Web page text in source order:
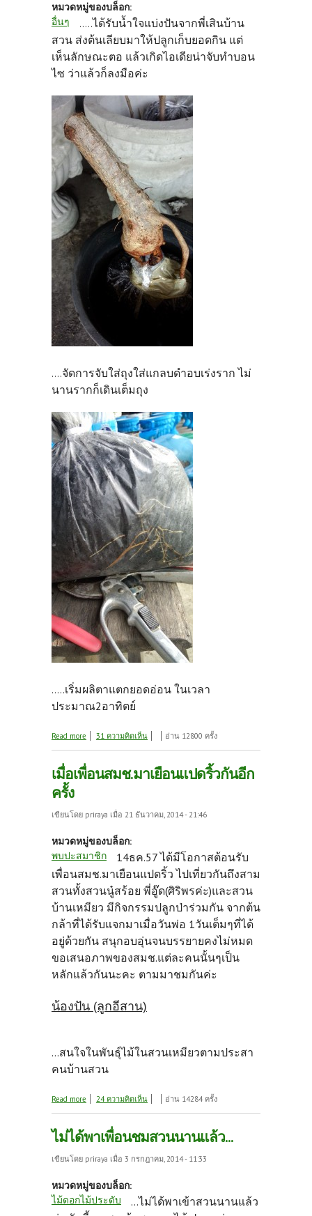
หมวดหมู่ของบล็อก:
อื่นๆ
.....ได้รับน้ำใจแบ่งปันจากพี่เสินบ้าน
สวน ส่งต้นเลียบมาให้ปลูกเก็บยอดกิน แต่
เห็นลักษณะตอ แล้วเกิดไอเดียน่าจับทำบอน
ไซ ว่าแล้วก็ลงมือค่ะ
....จัดการจับใส่ถุงใส่แกลบดำอบเร่งราก ไม่
นานรากก็เดินเต็มถุง
.....เริ่มผลิตาแตกยอดอ่อน ในเวลา
ประมาณ2อาทิตย์
Read more about น้ำใจกับไอเดีย
31 ความคิดเห็น อ่าน 12800 ครั้ง
เมื่อเพื่อนสมช.มาเยือนแปดริ้วกันอีก
ครั้ง
เขียนโดย priraya เมื่อ 21 ธันวาคม, 2014 - 21:46
หมวดหมู่ของบล็อก:
พบปะสมาชิก
14ธค.57 ได้มีโอกาสต้อนรับ
เพื่อนสมช.มาเยือนแปดริ้ว ไปเที่ยวกันถึงสาม
สวนทั้งสวนนู๋สร้อย พี่อู๊ด(ศิริพรค่ะ)และสวน
บ้านเหมียว มีกิจกรรมปลูกป่าร่วมกัน จากต้น
กล้าที่ได้รับแจกมาเมื่อวันพ่อ 1วันเต็มๆที่ได้
อยู่ด้วยกัน สนุกอบอุ่นจนบรรยายคงไม่หมด
ขอเสนอภาพของสมช.แต่ละคนนั้นๆเป็น
หลักแล้วกันนะคะ ตามมาชมกันค่ะ
น้องปัน (ลูกอีสาน)
...สนใจในพันธุ์ไม้ในสวนเหมียวตามประสา
คนบ้านสวน
Read more about เมื่อเพื่อนสมช.มาเยือนแปดริ้วกันอีกครั้ง
24 ความคิดเห็น อ่าน 14284 ครั้ง
ไม่ได้พาเพื่อนชมสวนนานแล้ว...
เขียนโดย priraya เมื่อ 3 กรกฎาคม, 2014 - 11:33
หมวดหมู่ของบล็อก:
ไม้ดอกไม้ประดับ
...ไม่ได้พาเข้าสวนนานแล้ว